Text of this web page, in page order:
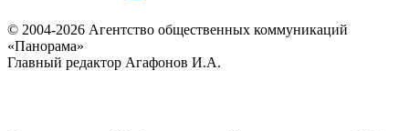
© 2004-2026 Агентство общественных коммуникаций
«Панорама»
Главный редактор Агафонов И.А.